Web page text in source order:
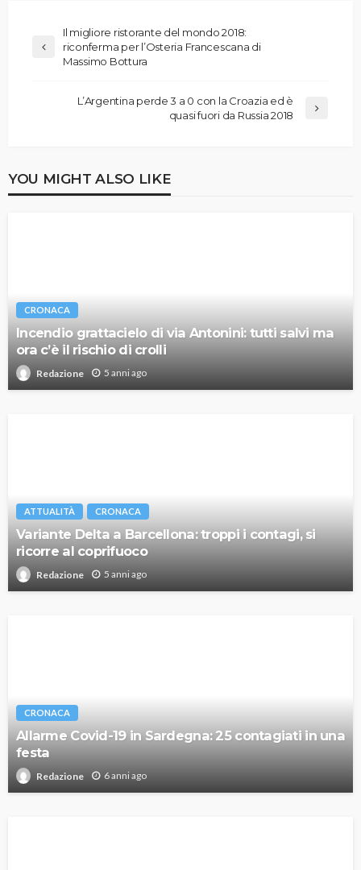
Il migliore ristorante del mondo 2018:
riconferma per l’Osteria Francescana di
Massimo Bottura
L’Argentina perde 3 a 0 con la Croazia ed è
quasi fuori da Russia 2018
YOU MIGHT ALSO LIKE
CRONACA
Incendio grattacielo di via Antonini: tutti salvi ma
ora c’è il rischio di crolli
Redazione 5 anni ago
ATTUALITÀ CRONACA
Variante Delta a Barcellona: troppi i contagi, si
ricorre al coprifuoco
Redazione 5 anni ago
CRONACA
Allarme Covid-19 in Sardegna: 25 contagiati in una
festa
Redazione 6 anni ago